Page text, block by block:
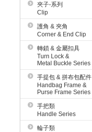
夾子-系列
Clip
護角 & 夾角
Corner & End Clip
轉鎖 & 金屬扣具
Turn Lock &
Metal Buckle Series
手提包 & 拼布包配件
Handbag Frame &
Purse Frame Series
手把類
Handle Series
輪子類